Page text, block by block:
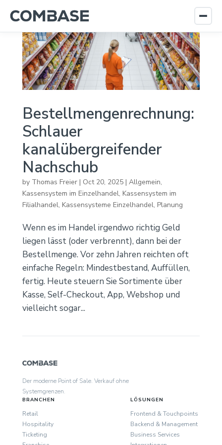
Bestellmengenrechnung:
Schlauer
kanalübergreifender
Nachschub
by Thomas Freier| Oct 20, 2025| Allgemein,
Kassensystem im Einzelhandel, Kassensystem im
Filialhandel, Kassensysteme Einzelhandel, Planung
Wenn es im Handel irgendwo richtig Geld
liegen lässt (oder verbrennt), dann bei der
Bestellmenge. Vor zehn Jahren reichten oft
einfache Regeln: Mindestbestand, Auffüllen,
fertig. Heute steuern Sie Sortimente über
Kasse, Self-Checkout, App, Webshop und
vielleicht sogar...
Der moderne Point of Sale. Verkauf ohne
Systemgrenzen.
BRANCHEN
Retail
Hospitality
Ticketing
LÖSUNGEN
Frontend & Touchpoints
Backend & Management
Business Services